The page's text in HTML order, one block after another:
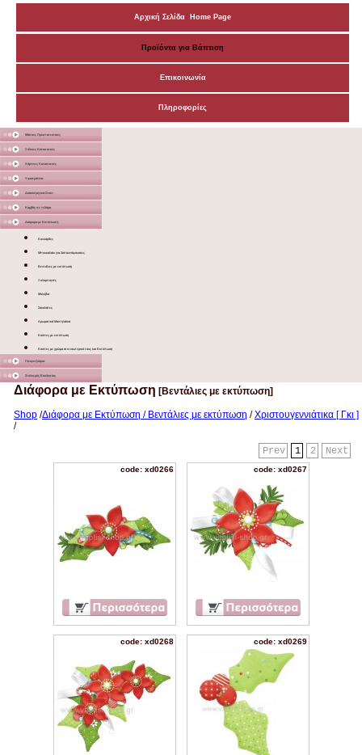
Αρχική Σελίδα Home Page
Προϊόντα για Βάπτιση
Επικοινωνία
Πληροφορίες
Μάσκες Προστατευτικές
Ξύλινες Κατασκευές
Χάρτινες Κατασκευές
Υφασμάτινα
Διακοσμητικά Σταντ
Καμβάς σε τελάρο
Διάφορα με Εκτύπωση
Κονκάρδες
Μπουκαλάκι για Σαπουνόφουσκες
Βεντάλιες με εκτύπωση
Ξυλομπογιές
Μολύβια
Σοκολάτες
Αρωματικά Μαντηλάκια
Κούπες με εκτύπωση
Κούπες με χρώμα στο εσωτερικό τους και Εκτύπωση
Γλειφιτζούρια
Στολισμός Εκκλησίας
Διάφορα με Εκτύπωση [Βεντάλιες με εκτύπωση]
Shop /Διάφορα με Εκτύπωση / Βεντάλιες με εκτύπωση /Χριστουγεννιάτικα [ Γκι ]
/
Next
2
1
Prev
code: xd0266 code: xd0267
code: xd0268 code: xd0269